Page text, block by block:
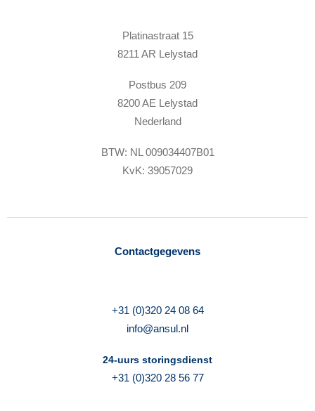
Platinastraat 15
8211 AR Lelystad
Postbus 209
8200 AE Lelystad
Nederland
BTW: NL 009034407B01
KvK: 39057029
Contactgegevens
+31 (0)320 24 08 64
info@ansul.nl
24-uurs storingsdienst
+31 (0)320 28 56 77